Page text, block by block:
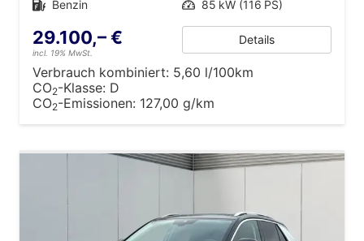
Kraftstoff Benzin Leistung 85 kW (116 PS)
29.100,– €
incl. 19% MwSt.
Details
Verbrauch kombiniert: 5,60 l/100km
CO2-Klasse: D
CO2-Emissionen: 127,00 g/km